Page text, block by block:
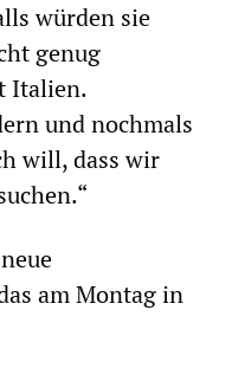
würden sie
genug
Italien.
und nochmals
will, dass wir
am Montag in